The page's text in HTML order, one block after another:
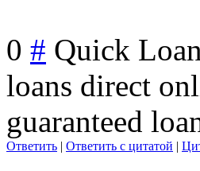
0 # Quick Loan
loans direct
guaranteed
Ответить | Ответить с цитатой |